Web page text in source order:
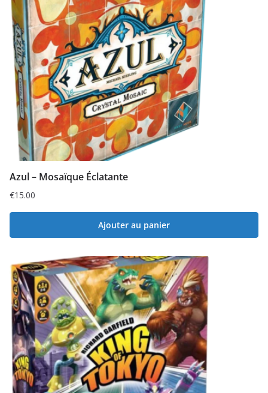
Azul – Mosaïque Éclatante
€15.00
Ajouter au panier